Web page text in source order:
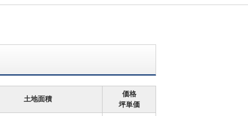
土地面積
価格
坪単価